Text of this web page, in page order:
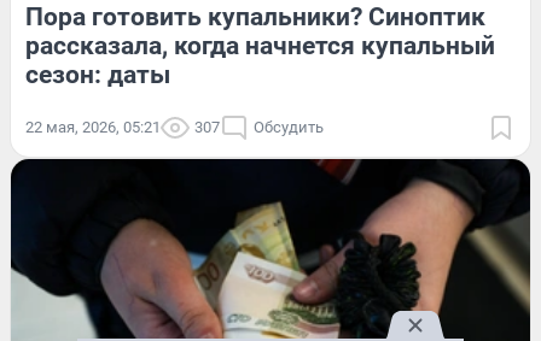
Пора готовить купальники? Синоптик
рассказала, когда начнется купальный
сезон: даты
22 мая, 2026, 05:21 307 Обсудить